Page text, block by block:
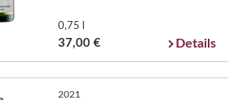
0,75 l
37,00 € Details
2021